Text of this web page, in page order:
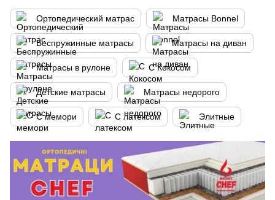
Ортопедический матрас Матрасы Bonnel
Беспружинные матрасы Матрасы на диван
Матрасы в рулоне С Кокосом
Детские матрасы Матрасы недорого
С мемори С латексом Элитные